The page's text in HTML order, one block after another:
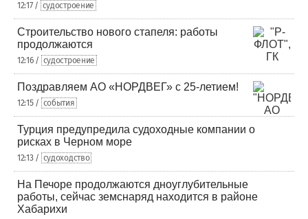
12:17 / судостроение
Строительство нового стапеля: работы
продолжаются
12:16 / судостроение
Поздравляем АО «НОРДВЕГ» с 25-летием!
12:15 / события
Турция предупредила судоходные компании о
рисках в Черном море
12:13 / судоходство
На Печоре продолжаются дноуглубительные
работы, сейчас земснаряд находится в районе
Хабарихи